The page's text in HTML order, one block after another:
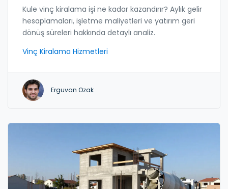
Kule vinç kiralama işi ne kadar kazandırır? Aylık gelir
hesaplamaları, işletme maliyetleri ve yatırım geri
dönüş süreleri hakkında detaylı analiz.
Vinç Kiralama Hizmetleri
Erguvan Ozak